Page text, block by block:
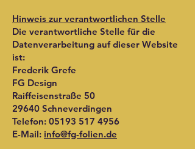
Hinweis zur verantwortlichen Stelle
Die verantwortliche Stelle für die
Datenverarbeitung auf dieser Website
ist:
Frederik Grefe
FG Design
Raiffeisenstraße 50
29640 Schneverdingen
Telefon: 05193 517 4956
E-Mail: info@fg-folien.de